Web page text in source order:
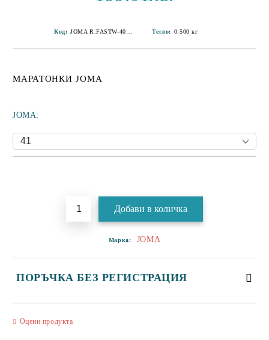
Код: Тегло: 0.500 кг
МАРАТОНКИ JOMA
JOMA:
Марка: JOMA
ПОРЪЧКА БЕЗ РЕГИСТРАЦИЯ
Оцени продукта